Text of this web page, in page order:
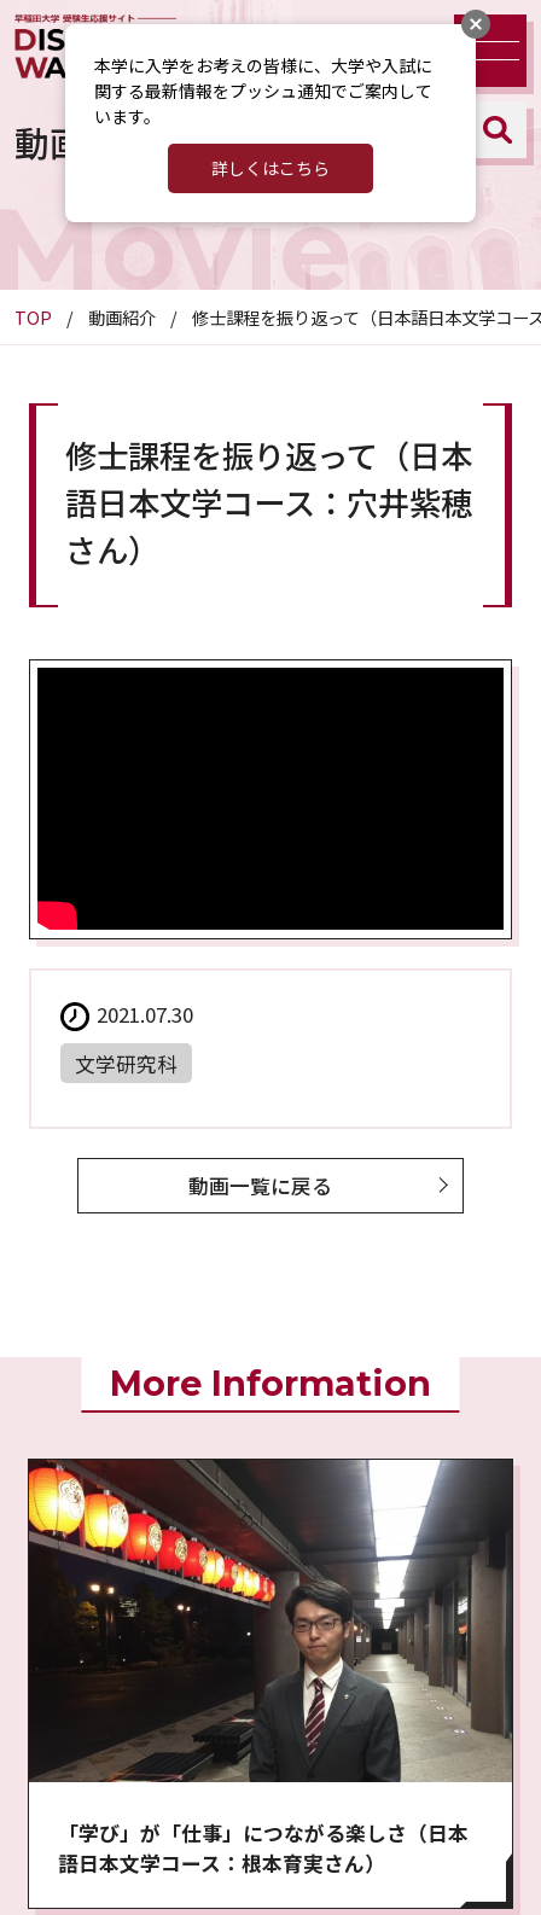
動画紹介
TOP 動画紹介 修士課程を振り返って（日本語日本文学コー
修士課程を振り返って（日本
語日本文学コース：穴井紫穂
さん）
2021.07.30
文学研究科
動画一覧に戻る
More Information
「学び」が「仕事」につながる楽しさ（日本
語日本文学コース：根本育実さん）
本学に入学をお考えの皆様に、大学や入試に
関する最新情報をプッシュ通知でご案内して
います。
詳しくはこちら